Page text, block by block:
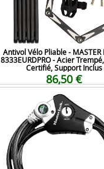
Antivol Vélo Pliable - MASTER
8333EURDPRO - Acier
Certifié, Support Inclus
86,50 €